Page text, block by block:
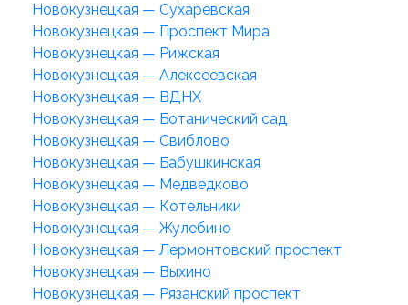
Новокузнецкая — Сухаревская
Новокузнецкая — Проспект Мира
Новокузнецкая — Рижская
Новокузнецкая — Алексеевская
Новокузнецкая — ВДНХ
Новокузнецкая — Ботанический сад
Новокузнецкая — Свиблово
Новокузнецкая — Бабушкинская
Новокузнецкая — Медведково
Новокузнецкая — Котельники
Новокузнецкая — Жулебино
Новокузнецкая — Лермонтовский проспект
Новокузнецкая — Выхино
Новокузнецкая — Рязанский проспект